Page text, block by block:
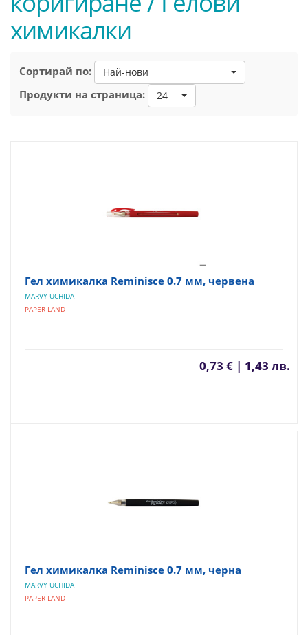
химикалки
Сортирай по: Най-нови
Продукти на страница: 24
Гел химикалка Reminisce 0.7 мм, червена
MARVY UCHIDA
PAPER LAND
0,73 € | 1,43 лв.
Гел химикалка Reminisce 0.7 мм, черна
MARVY UCHIDA
PAPER LAND